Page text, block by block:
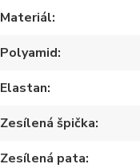
Materiál
Polyamid
Elastan
Zesílená špička
Zesílená pata